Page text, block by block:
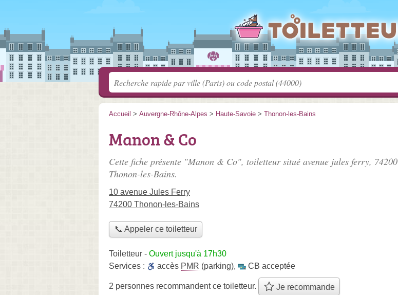
Accueil > Auvergne-Rhône-Alpes > Haute-Savoie > Thonon-les-Bains
Manon & Co
Cette fiche présente "Manon & Co", toiletteur situé avenue jules ferry, 74200
Thonon-les-Bains.
10 avenue Jules Ferry
74200 Thonon-les-Bains
📞 Appeler ce toiletteur
Toiletteur - Ouvert jusqu'à 17h30
Services :
accès PMR (parking), CB acceptée
2 personnes recommandentce toiletteur. Je recommande